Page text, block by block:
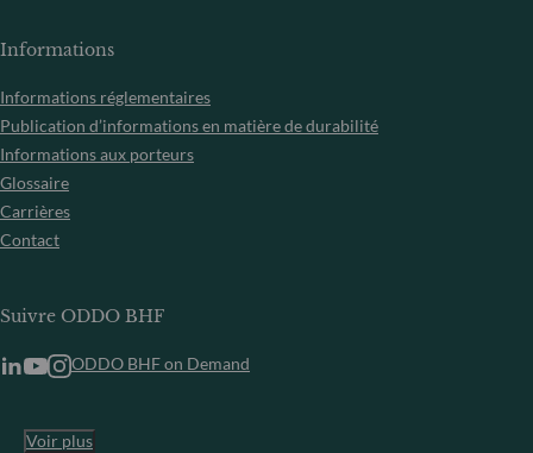
Informations
Informations réglementaires
Publication d’informations en matière de durabilité
Informations aux porteurs
Glossaire
Carrières
Contact
Suivre ODDO BHF
ODDO BHF on Demand
Voir plus